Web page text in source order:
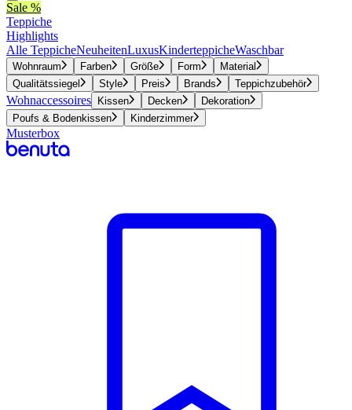
Sale %
Teppiche
Highlights
Alle TeppicheNeuheitenLuxusKinderteppicheWaschbar
Wohnraum Farben Größe Form
Material
Qualitätssiegel
Style Preis Brands Teppichzubehör
Wohnaccessoires Kissen Decken
Dekoration
Poufs & Bodenkissen
Kinderzimmer
Musterbox